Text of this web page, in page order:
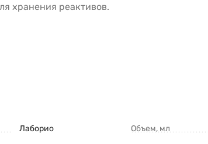
хранения реактивов.
Лаборио Объем, мл